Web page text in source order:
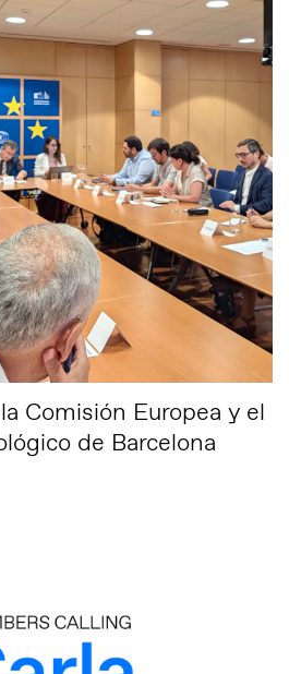
Comisión Europea y el
de Barcelona